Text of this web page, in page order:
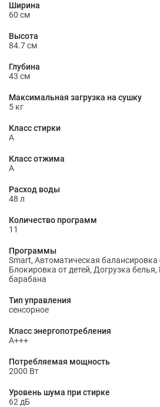
Ширина
60 см
Высота
84.7 см
Глубина
43 см
Максимальная загрузка на сушку
5 кг
Класс стирки
A
Класс отжима
A
Расход воды
48 л
Количество программ
11
Программы
Smart, Автоматическая балансировка
Блокировка от детей, Догрузка
барабана
Тип управления
сенсорное
Класс энергопотребления
A+++
Потребляемая мощность
2000 Вт
Уровень шума при стирке
62 дБ